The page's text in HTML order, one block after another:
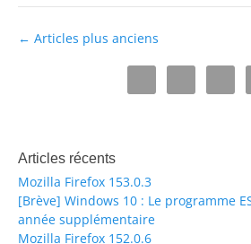
Navigation
← Articles plus anciens
Articles récents
Mozilla Firefox 153.0.3
[Brève] Windows 10 : Le programme
année supplémentaire
Mozilla Firefox 152.0.6